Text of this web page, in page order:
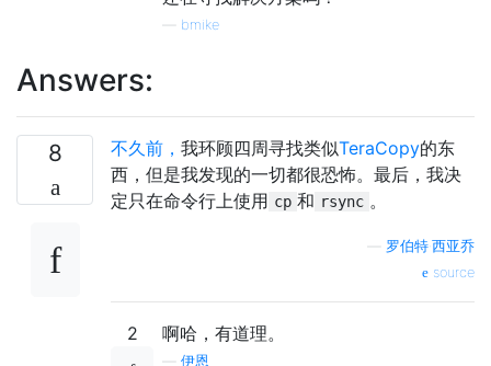
bmike
Answers:
8 不久前， 我环顾四周寻找类似TeraCopy的东
西，但是我发现的一切都很恐怖。最后，我决
定只在命令行上使用 cp 和 rsync 。
罗伯特·西亚乔
source
2 啊哈，有道理。
伊恩